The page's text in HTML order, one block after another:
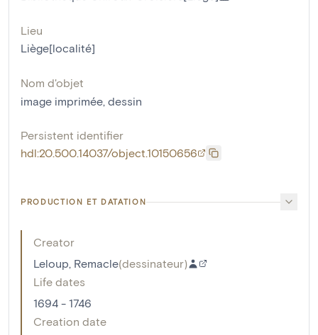
Lieu
Liège[localité]
Nom d'objet
image imprimée, dessin
Persistent identifier
hdl:20.500.14037/object.10150656
PRODUCTION ET DATATION
Creator
Leloup, Remacle(dessinateur)
Life dates
1694 - 1746
Creation date